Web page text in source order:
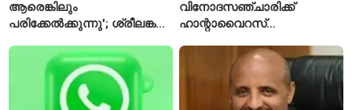
ആരെങ്കിലും
പരിക്കേൽക്കുന്നു'; ശ്രീലങ്കൻ
ടീമിനെ കുറിച്ച് മുൻതാരം
വിനോദസഞ്ചാരിക്ക്
ഹാന്റാവൈറസ്
ഐസൊലേഷനിൽ
പ്രവേശിപ്പിച്ചു